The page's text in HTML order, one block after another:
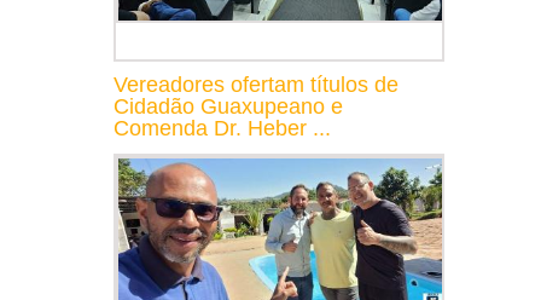
Vereadores ofertam títulos de
Cidadão Guaxupeano e
Comenda Dr. Heber ...